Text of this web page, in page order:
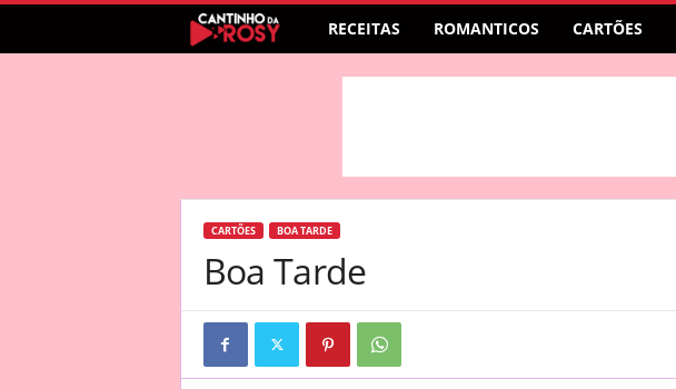
RECEITAS ROMANTICOS CARTÕES
CARTÕES BOA TARDE
Boa Tarde